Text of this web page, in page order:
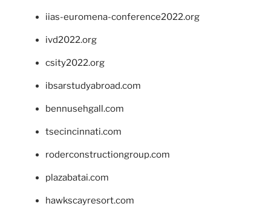
iias-euromena-conference2022.org
ivd2022.org
csity2022.org
ibsarstudyabroad.com
bennusehgall.com
tsecincinnati.com
roderconstructiongroup.com
plazabatai.com
hawkscayresort.com